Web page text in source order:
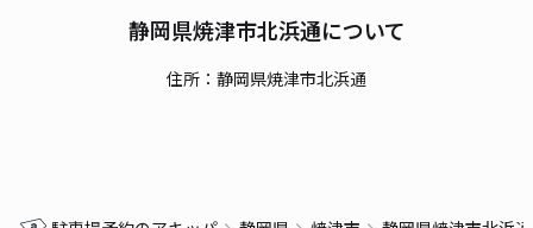
静岡県焼津市北浜通について
住所：静岡県焼津市北浜通